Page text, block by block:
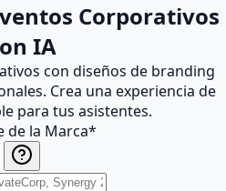
Corporativos
IA
con diseños de branding
Crea una experiencia de
para tus asistentes.
de la Marca*